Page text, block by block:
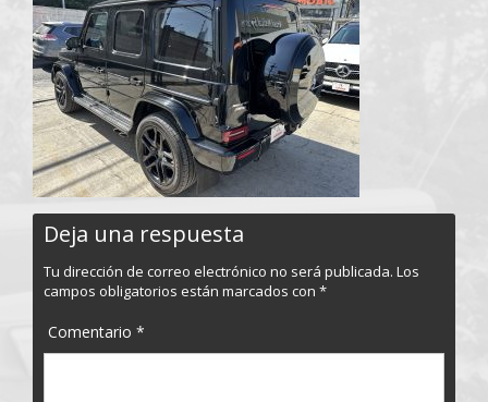
Deja una respuesta
Tu dirección de correo electrónico no será publicada. Los
campos obligatorios están marcados con *
Comentario *